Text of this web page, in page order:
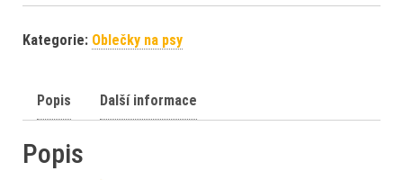
Kategorie: Oblečky na psy
Popis Další informace
Popis